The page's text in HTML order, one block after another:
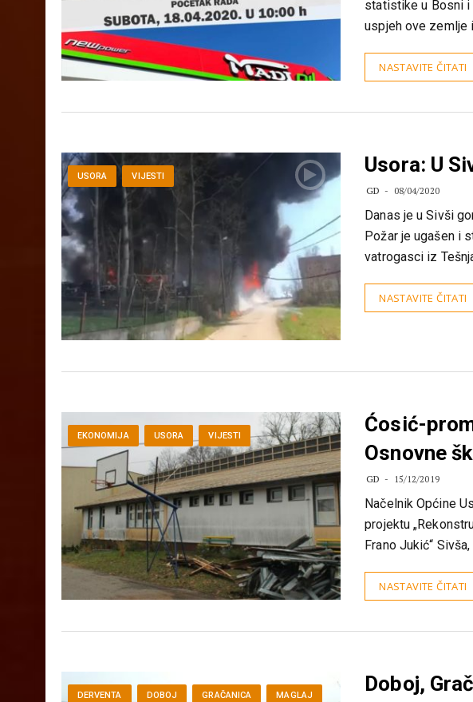
U moru
statistike u Bosni
uspjeh ove zemlje
USORA Usora: U
GD 08/04/2020
Danas je u Sivši
Požar je ugašen i
vatrogasci iz
EKONOMIJA USORA VIJESTI
Ćosić-
Osnovne
GD 15/12/2019
Načelnik Općine
projektu
Frano Jukić“